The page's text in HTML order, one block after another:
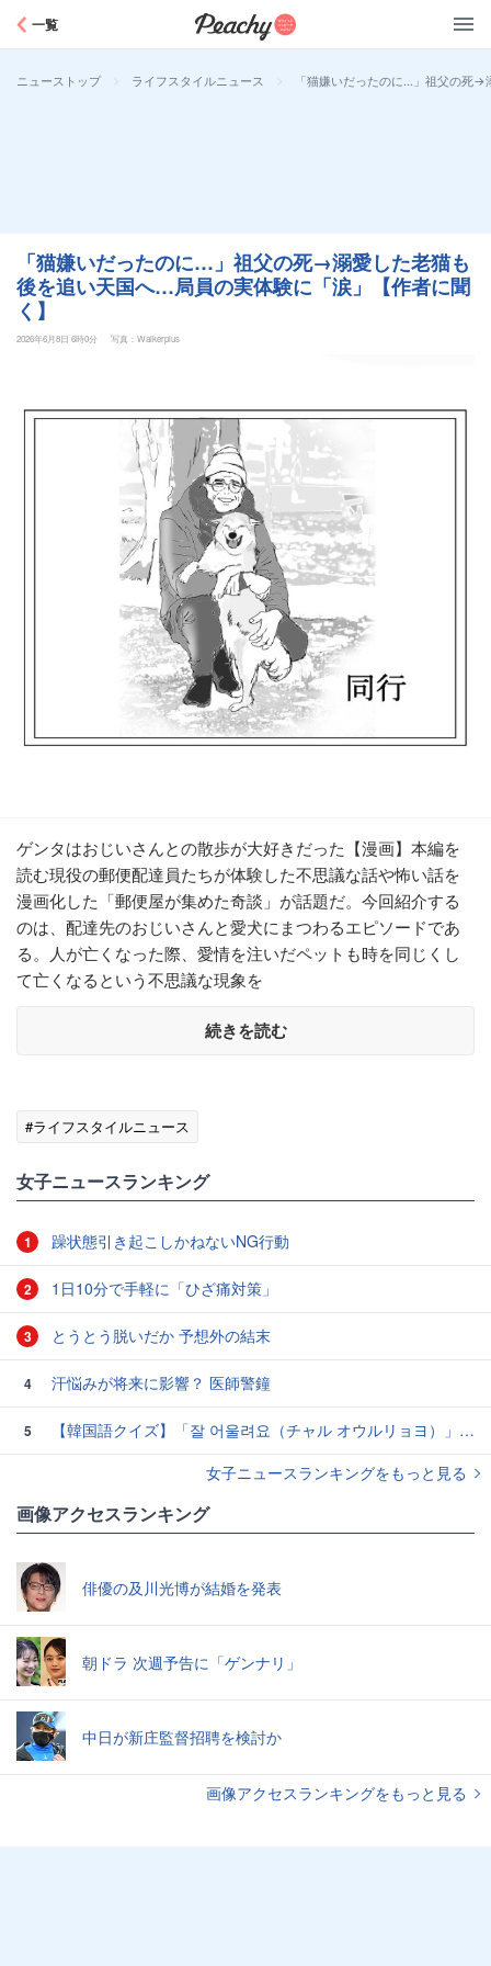
一覧
ニューストップ > ライフスタイルニュース > 「猫嫌いだったのに…」祖父の死
「猫嫌いだったのに…」祖父の死→溺愛した老猫も
後を追い天国へ…局員の実体験に「涙」【作者に聞
く】
2026年6月8日 6時0分 写真：Walkerplus
ゲンタはおじいさんとの散歩が大好きだった【漫画】本編を
読む現役の郵便配達員たちが体験した不思議な話や怖い話を
漫画化した「郵便屋が集めた奇談」が話題だ。今回紹介する
のは、配達先のおじいさんと愛犬にまつわるエピソードであ
る。人が亡くなった際、愛情を注いだペットも時を同じくし
て亡くなるという不思議な現象を
続きを読む
#ライフスタイルニュース
女子ニュースランキング
1 躁状態引き起こしかねないNG行動
2 1日10分で手軽に「ひざ痛対策」
3 とうとう脱いだか 予想外の結末
4 汗悩みが将来に影響？ 医師警鐘
5
【韓国語クイズ】「잘 어울려요（チャル オウルリョヨ）」の意味は？褒め言葉です♡
女子ニュースランキングをもっと見る
画像アクセスランキング
俳優の及川光博が結婚を発表
朝ドラ 次週予告に「ゲンナリ」
中日が新庄監督招聘を検討か
画像アクセスランキングをもっと見る